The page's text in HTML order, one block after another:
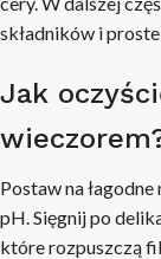
składników i
Jak
Postaw na
pH. Sięgnij po
które rozpuszczą